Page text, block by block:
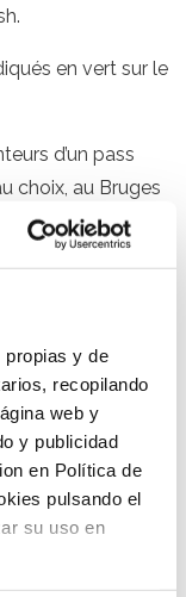
propias y de
recopilando
web y
y publicidad
en Política de
pulsando el
su uso en
en vert sur le
d’un pass
choix, au Bruges
à la caisse
incluse.
la